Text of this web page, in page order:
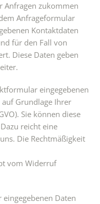
Anfragen zukommen
Anfrageformular
Kontaktdaten
für den Fall von
Diese Daten geben
eingegebenen
Grundlage Ihrer
Sie können diese
reicht eine
Die Rechtmäßigkeit
vom Widerruf
Daten